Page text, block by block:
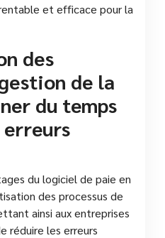
et efficace pour la
des
de la
du temps
du logiciel de paie en
des processus de
ainsi aux entreprises
réduire les erreurs